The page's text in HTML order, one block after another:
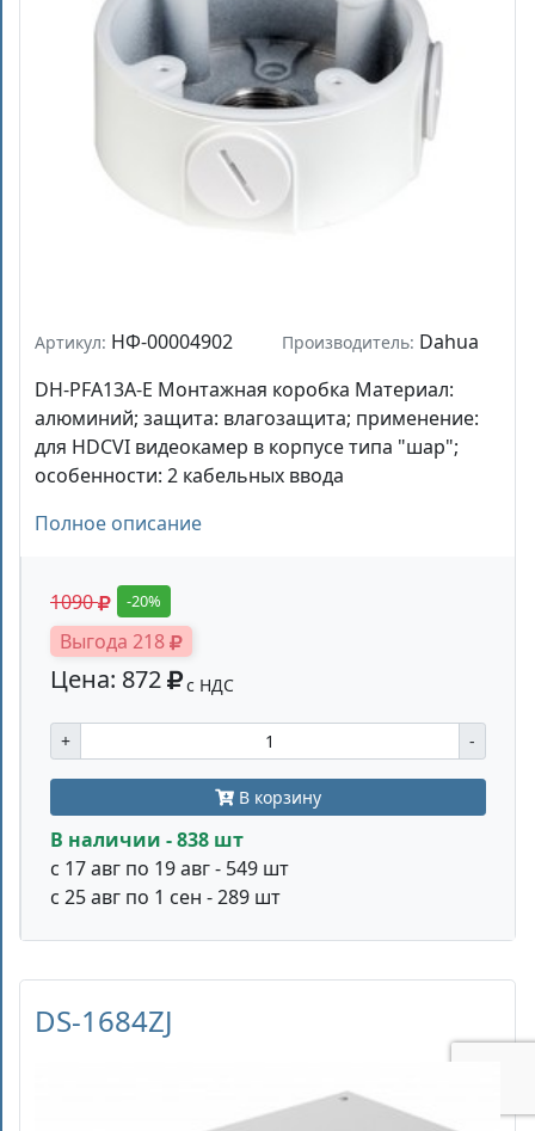
Артикул: НФ-00004902 Производитель: Dahua
DH-PFA13A-E Монтажная коробка Материал:
алюминий; защита: влагозащита; применение:
для HDCVI видеокамер в корпусе типа "шар";
особенности: 2 кабельных ввода
Полное описание
1090 -20%
Выгода 218
Цена: 872 с НДС
+ -
В корзину
В наличии - 838 шт
с 17 авг по 19 авг - 549 шт
с 25 авг по 1 сен - 289 шт
DS-1684ZJ